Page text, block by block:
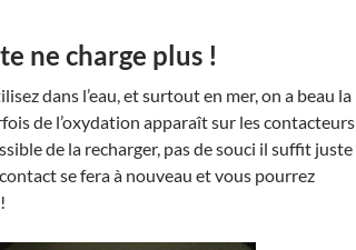
ne charge plus !
dans l’eau, et surtout en mer, on a beau la
de l’oxydation apparaît sur les contacteurs
de la recharger, pas de souci il suffit juste
se fera à nouveau et vous pourrez